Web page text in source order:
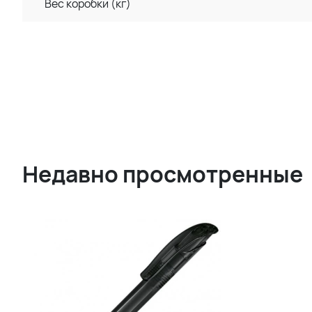
Вес коробки (кг)
Недавно просмотренные